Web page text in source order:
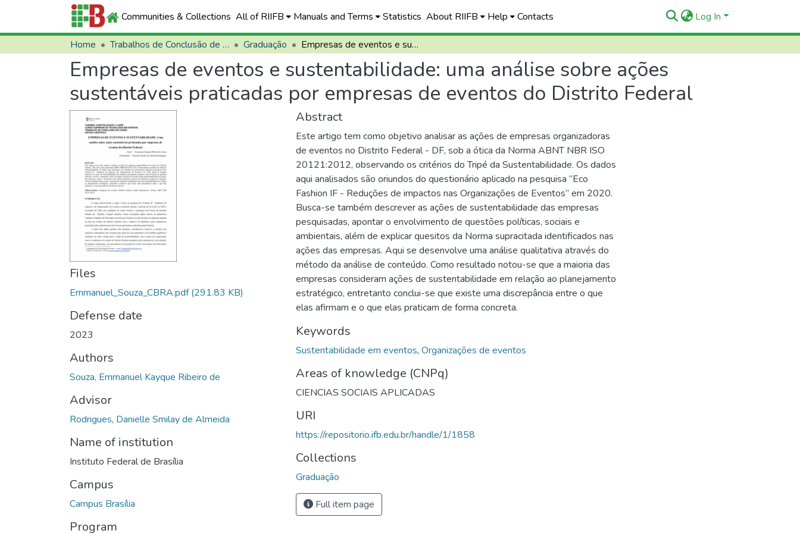
Communities & Collections All of RIIFB Manuals and Terms Statistics About RIIFB Help Contacts Log In
Home Trabalhos de Conclusão de Curso (TCCs) Graduação Empresas de eventos e sustentabilidade: uma análise sobre ações sustentáveis praticadas por empresas de eventos do Distrito Federal
Empresas de eventos e sustentabilidade: uma análise sobre ações
sustentáveis praticadas por empresas de eventos do Distrito Federal
Files
Emmanuel_Souza_CBRA.pdf(291.83 KB)
Defense date
2023
Authors
Souza, Emmanuel Kayque Ribeiro de
Advisor
Rodrigues, Danielle Smilay de Almeida
Name of institution
Instituto Federal de Brasília
Campus
Campus Brasília
Program
Abstract
Este artigo tem como objetivo analisar as ações de empresas organizadoras
de eventos no Distrito Federal - DF, sob a ótica da Norma ABNT NBR ISO
20121:2012, observando os critérios do Tripé da Sustentabilidade. Os dados
aqui analisados são oriundos do questionário aplicado na pesquisa “Eco
Fashion IF - Reduções de impactos nas Organizações de Eventos” em 2020.
Busca-se também descrever as ações de sustentabilidade das empresas
pesquisadas, apontar o envolvimento de questões políticas, sociais e
ambientais, além de explicar quesitos da Norma supracitada identificados nas
ações das empresas. Aqui se desenvolve uma análise qualitativa através do
método da análise de conteúdo. Como resultado notou-se que a maioria das
empresas consideram ações de sustentabilidade em relação ao planejamento
estratégico, entretanto conclui-se que existe uma discrepância entre o que
elas afirmam e o que elas praticam de forma concreta.
Keywords
Sustentabilidade em eventos, Organizações de eventos
Areas of knowledge (CNPq)
CIENCIAS SOCIAIS APLICADAS
URI
https://repositorio.ifb.edu.br/handle/1/1858
Collections
Graduação
Full item page